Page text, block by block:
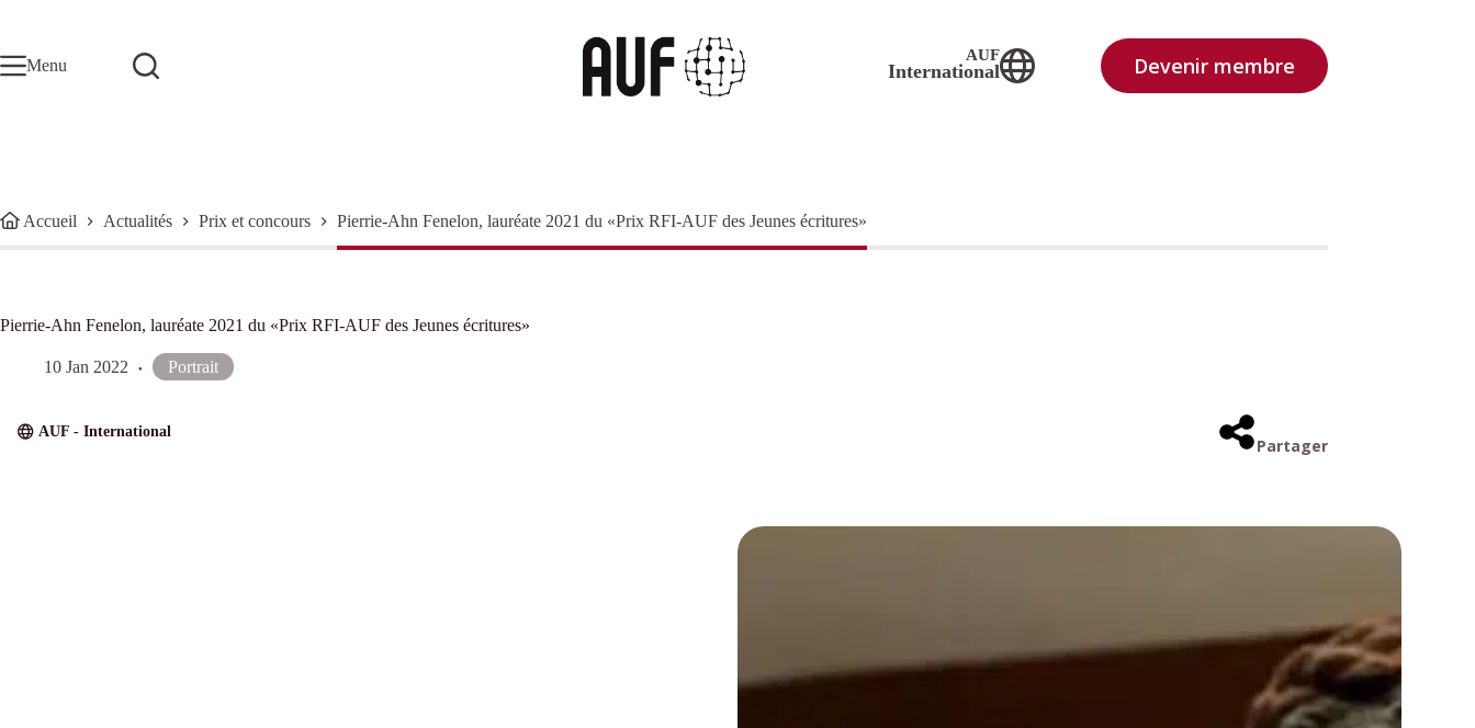
Menu
AUF
International Devenir membre
Accueil Actualités Prix et concours Pierrie-Ahn Fenelon, lauréate 2021 du «Prix RFI-AUF des Jeunes écritures»
Pierrie-Ahn Fenelon, lauréate 2021 du «Prix RFI-AUF des Jeunes écritures»
10 Jan 2022 Portrait
AUF - International
Partager